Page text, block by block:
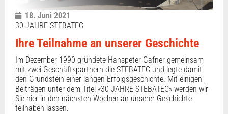
18. Juni 2021
30 JAHRE STEBATEC
Ihre Teilnahme an unserer Geschichte
Im Dezember 1990 gründete Hanspeter Gafner gemeinsam
mit zwei Geschäftspartnern die STEBATEC und legte damit
den Grundstein einer langen Erfolgsgeschichte. Mit einigen
Beiträgen unter dem Titel «30 JAHRE STEBATEC» werden wir
Sie hier in den nächsten Wochen an unserer Geschichte
teilhaben lassen.